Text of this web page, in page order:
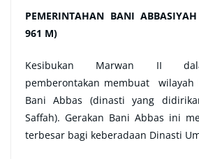
PEMERINTAHAN BANI
961 M)
Kesibukan Marwan II
pemberontakan membuat wilayah
Bani Abbas (dinasti yang
Saffah). Gerakan Bani Abbas ini
terbesar bagi keberadaan Dinasti